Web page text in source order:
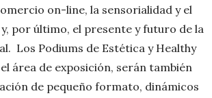
on-line, la sensorialidad y el
por último, el presente y futuro de la
Los Podiums de Estética y Healthy
área de exposición, serán también
de pequeño formato, dinámicos